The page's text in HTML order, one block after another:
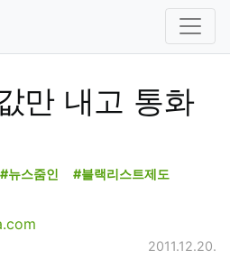
만 내고 통화
#뉴스줌인
#블랙리스트제도
2011.12.20.